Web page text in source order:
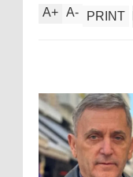
A+ A- PRINT